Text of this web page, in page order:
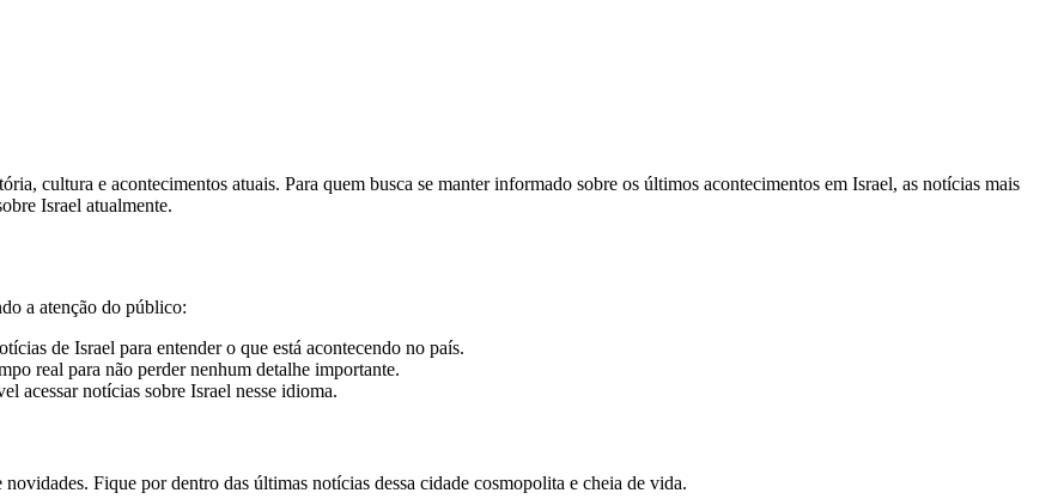
cultura e acontecimentos atuais. Para quem busca se manter informado sobre os últimos acontecimentos em Israel, as notícias mais
Israel atualmente.
a atenção do público:
de Israel para entender o que está acontecendo no país.
real para não perder nenhum detalhe importante.
acessar notícias sobre Israel nesse idioma.
Fique por dentro das últimas notícias dessa cidade cosmopolita e cheia de vida.